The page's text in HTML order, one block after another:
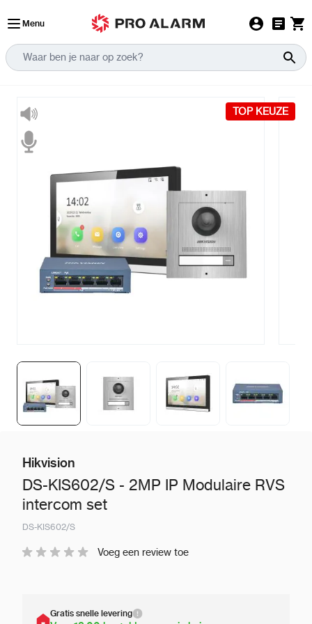
Menu
TOP KEUZE
Hikvision
DS-KIS602/S - 2MP IP Modulaire RVS
intercom set
DS-KIS602/S
Voeg een review toe
Gratis snelle levering